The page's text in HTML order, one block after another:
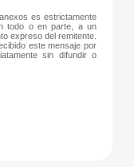
es estrictamente
todo o en parte, a un
expreso del remitente.
este mensaje por
sin difundir o